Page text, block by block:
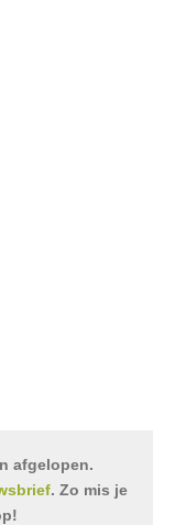
afgelopen.
. Zo mis je